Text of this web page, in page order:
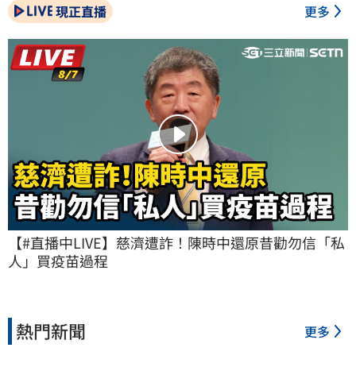
現正直播 更多
【#直播中LIVE】慈濟遭詐！陳時中還原昔勸勿信「私
人」買疫苗過程
熱門新聞 更多